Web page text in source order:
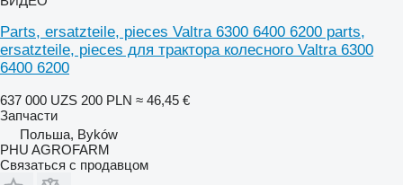
Parts, ersatzteile, pieces Valtra 6300 6400 6200 parts,
ersatzteile, pieces для трактора колесного Valtra 6300
6400 6200
637 000 UZS 200 PLN ≈ 46,45 €
Запчасти
Польша, Byków
PHU AGROFARM
Связаться с продавцом